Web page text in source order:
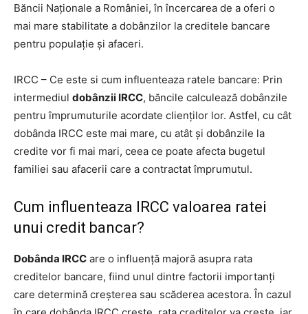
Băncii Naționale a României, în încercarea de a oferi o
mai mare stabilitate a dobânzilor la creditele bancare
pentru populație și afaceri.
IRCC – Ce este si cum influenteaza ratele bancare: Prin
intermediul dobânzii IRCC, băncile calculează dobânzile
pentru împrumuturile acordate clienților lor. Astfel, cu cât
dobânda IRCC este mai mare, cu atât și dobânzile la
credite vor fi mai mari, ceea ce poate afecta bugetul
familiei sau afacerii care a contractat împrumutul.
Cum influenteaza IRCC valoarea ratei
unui credit bancar?
Dobânda IRCC are o influență majoră asupra rata
creditelor bancare, fiind unul dintre factorii importanți
care determină creșterea sau scăderea acestora. În cazul